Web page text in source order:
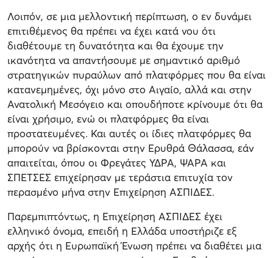
Λοιπόν, σε μια μελλοντική περίπτωση, ο εν δυνάμει
επιτιθέμενος θα πρέπει να έχει κατά νου ότι
διαθέτουμε τη δυνατότητα και θα έχουμε την
ικανότητα να απαντήσουμε με σημαντικό αριθμό
στρατηγικών πυραύλων από πλατφόρμες που θα είναι
κατανεμημένες, όχι μόνο στο Αιγαίο, αλλά και στην
Ανατολική Μεσόγειο και οπουδήποτε κρίνουμε ότι θα
είναι χρήσιμο, ενώ οι πλατφόρμες θα είναι
προστατευμένες. Και αυτές οι ίδιες πλατφόρμες θα
μπορούν να βρίσκονται στην Ερυθρά Θάλασσα, εάν
απαιτείται, όπου οι Φρεγάτες ΥΔΡΑ, ΨΑΡΑ και
ΣΠΕΤΣΕΣ επιχείρησαν με τεράστια επιτυχία τον
περασμένο μήνα στην Επιχείρηση ΑΣΠΙΔΕΣ.
Παρεμπιπτόντως, η Επιχείρηση ΑΣΠΙΔΕΣ έχει
ελληνικό όνομα, επειδή η Ελλάδα υποστήριζε εξ
αρχής ότι η Ευρωπαϊκή Ένωση πρέπει να διαθέτει μια